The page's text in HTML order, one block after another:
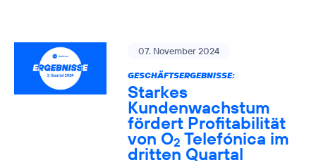
07. November 2024
GESCHÄFTSERGEBNISSE:
Starkes
Kundenwachstum
fördert Profitabilität
von O2 Telefónica im
dritten Quartal